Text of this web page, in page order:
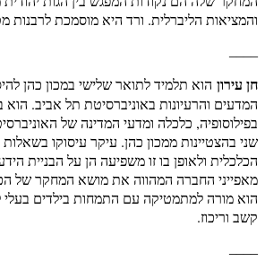
והמציאות הליברלית. ורד היא מוסמכת לרבנות
חן עירון הוא תלמיד לתואר שלישי במכון כהן
המדעים והרעיונות באוניברסיטת תל אביב. הוא
בפילוסופיה, כלכלה ומדעי המדינה של
שני בהצטיינות ממכון כהן. עיקר עיסוקו בשאלות
הכלכלית ולאופן בו זו משפיעה הן על הבניית
מאפייני החברה המהווה את מושא המחקר של
הוא מורה למתמטיקה עם התמחות בילדים בעלי
קשב וריכוז.